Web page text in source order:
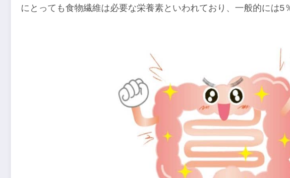
にとっても食物繊維は必要な栄養素といわれており、一般的には5